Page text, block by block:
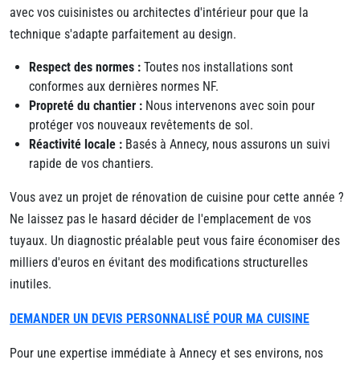
avec vos cuisinistes ou architectes d'intérieur pour que la
technique s'adapte parfaitement au design.
Respect des normes : Toutes nos installations sont
conformes aux dernières normes NF.
Propreté du chantier : Nous intervenons avec soin pour
protéger vos nouveaux revêtements de sol.
Réactivité locale : Basés à Annecy, nous assurons un suivi
rapide de vos chantiers.
Vous avez un projet de rénovation de cuisine pour cette année ?
Ne laissez pas le hasard décider de l'emplacement de vos
tuyaux. Un diagnostic préalable peut vous faire économiser des
milliers d'euros en évitant des modifications structurelles
inutiles.
DEMANDER UN DEVIS PERSONNALISÉ POUR MA CUISINE
Pour une expertise immédiate à Annecy et ses environs, nos